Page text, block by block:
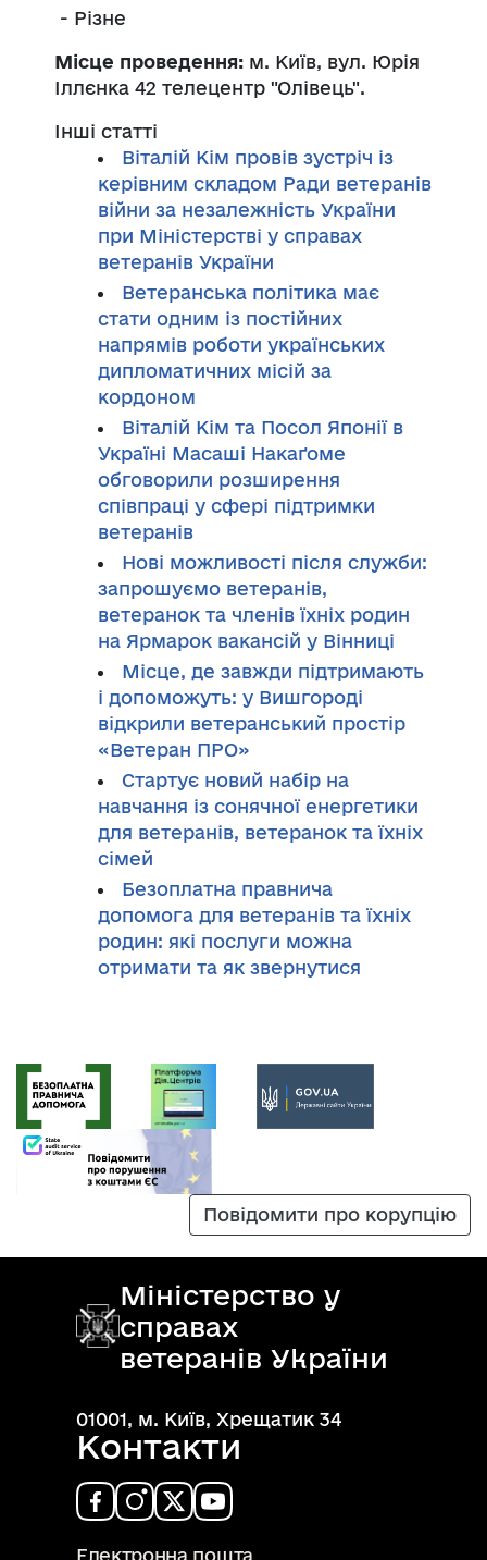
- Різне
Місце проведення: м. Київ, вул. Юрія
Іллєнка 42 телецентр "Олівець".
Інші статті
Віталій Кім провів зустріч із
керівним складом Ради ветеранів
війни за незалежність України
при Міністерстві у справах
ветеранів України
Ветеранська політика має
стати одним із постійних
напрямів роботи українських
дипломатичних місій за
кордоном
Віталій Кім та Посол Японії в
Україні Масаші Накаґоме
обговорили розширення
співпраці у сфері підтримки
ветеранів
Нові можливості після служби:
запрошуємо ветеранів,
ветеранок та членів їхніх родин
на Ярмарок вакансій у Вінниці
Місце, де завжди підтримають
і допоможуть: у Вишгороді
відкрили ветеранський простір
«Ветеран ПРО»
Стартує новий набір на
навчання із сонячної енергетики
для ветеранів, ветеранок та їхніх
сімей
Безоплатна правнича
допомога для ветеранів та їхніх
родин: які послуги можна
отримати та як звернутися
Повідомити про корупцію
Міністерство у
справах
ветеранів України
01001, м. Київ, Хрещатик 34
Контакти
Електронна пошта